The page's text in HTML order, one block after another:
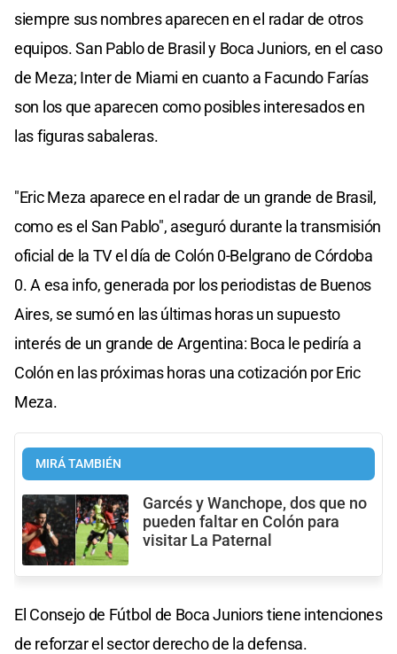
siempre sus nombres aparecen en el radar de otros
equipos. San Pablo de Brasil y Boca Juniors, en el caso
de Meza; Inter de Miami en cuanto a Facundo Farías
son los que aparecen como posibles interesados en
las figuras sabaleras.
"Eric Meza aparece en el radar de un grande de Brasil,
como es el San Pablo", aseguró durante la transmisión
oficial de la TV el día de Colón 0-Belgrano de Córdoba
0. A esa info, generada por los periodistas de Buenos
Aires, se sumó en las últimas horas un supuesto
interés de un grande de Argentina: Boca le pediría a
Colón en las próximas horas una cotización por Eric
Meza.
MIRÁ TAMBIÉN
Garcés y Wanchope, dos que no
pueden faltar en Colón para
visitar La Paternal
El Consejo de Fútbol de Boca Juniors tiene intenciones
de reforzar el sector derecho de la defensa.